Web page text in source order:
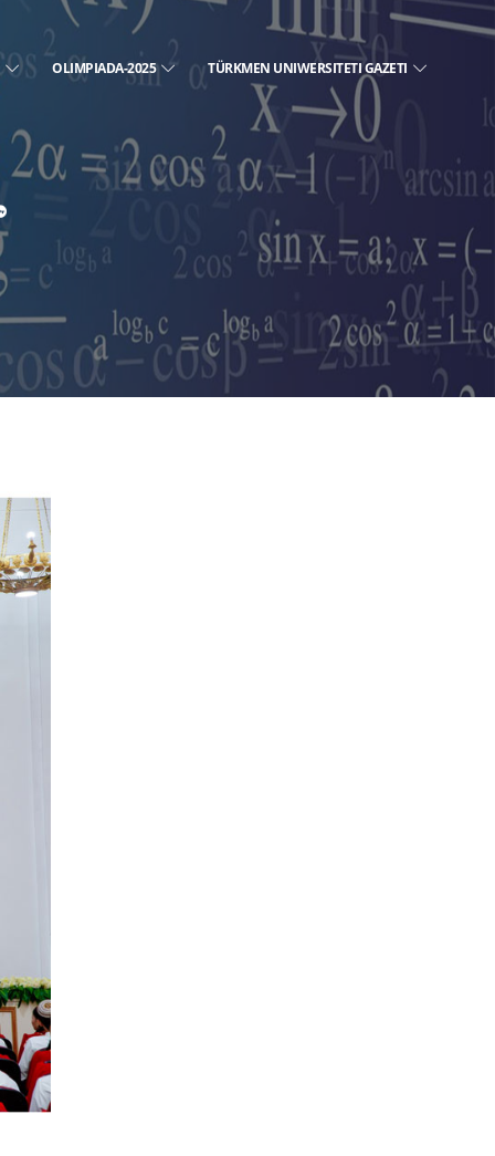
OLIMPIADA-2025 TÜRKMEN UNIWERSITETI GAZETI